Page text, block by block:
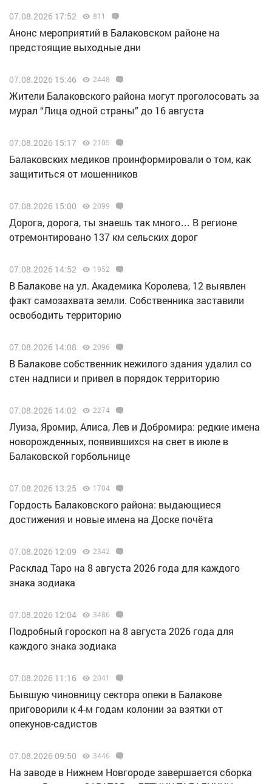
07.08.2026 17:52 811
Анонс мероприятий в Балаковском районе на
предстоящие выходные дни
07.08.2026 15:46 2448
Жители Балаковского района могут проголосовать за
мурал “Лица одной страны” до 16 августа
07.08.2026 15:17 2105
Балаковских медиков проинформировали о том, как
защититься от мошенников
07.08.2026 15:00 2099
Дорога, дорога, ты знаешь так много… В регионе
отремонтировано 137 км сельских дорог
07.08.2026 14:52 1952
В Балакове на ул. Академика Королева, 12 выявлен
факт самозахвата земли. Собственника заставили
освободить территорию
07.08.2026 14:08 2096
В Балакове собственник нежилого здания удалил со
стен надписи и привел в порядок территорию
07.08.2026 14:02 2274
Луиза, Яромир, Алиса, Лев и Добромира: редкие имена
новорожденных, появившихся на свет в июле в
Балаковской горбольнице
07.08.2026 13:25 1704
Гордость Балаковского района: выдающиеся
достижения и новые имена на Доске почёта
07.08.2026 12:09 2342
Расклад Таро на 8 августа 2026 года для каждого
знака зодиака
07.08.2026 12:04 3486
Подробный гороскоп на 8 августа 2026 года для
каждого знака зодиака
07.08.2026 11:16 2041
Бывшую чиновницу сектора опеки в Балакове
приговорили к 4-м годам колонии за взятки от
опекунов-садистов
07.08.2026 09:50 3446
Н️а заводе в Нижнем Новгороде завершается сборка